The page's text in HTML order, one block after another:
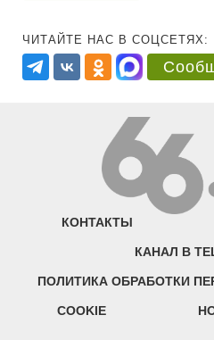
ЧИТАЙТЕ НАС В СОЦСЕТЯХ:
КОНТАКТЫ
КАНАЛ В
ПОЛИТИКА ОБРАБОТКИ
COOKIE